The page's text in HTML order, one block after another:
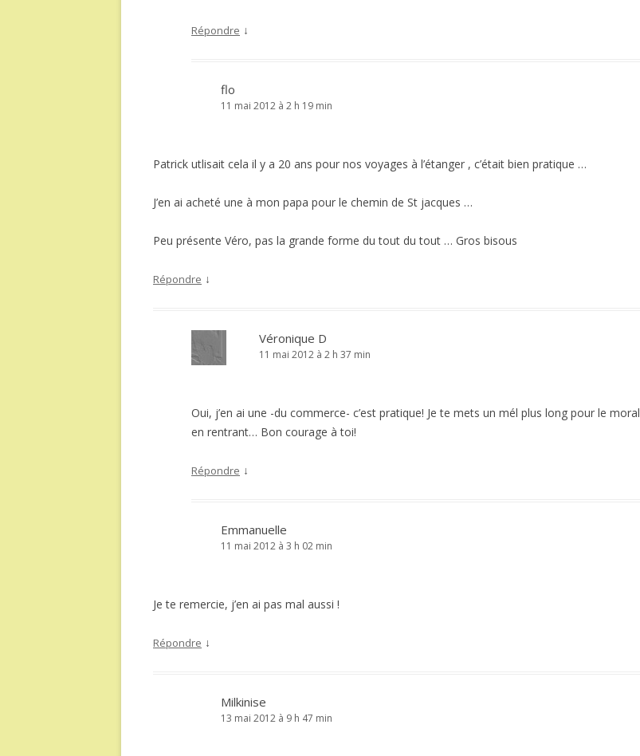
Répondre ↓
flo
11 mai 2012 à 2 h 19 min
Patrick utlisait cela il y a 20 ans pour nos voyages à l’étanger , c’était bien pratique …
J’en ai acheté une à mon papa pour le chemin de St jacques …
Peu présente Véro, pas la grande forme du tout du tout … Gros bisous
Répondre ↓
Véronique D
11 mai 2012 à 2 h 37 min
Oui, j’en ai une -du commerce- c’est pratique! Je te mets un mél plus long pour le moral
en rentrant… Bon courage à toi!
Répondre ↓
Emmanuelle
11 mai 2012 à 3 h 02 min
Je te remercie, j’en ai pas mal aussi !
Répondre ↓
Milkinise
13 mai 2012 à 9 h 47 min